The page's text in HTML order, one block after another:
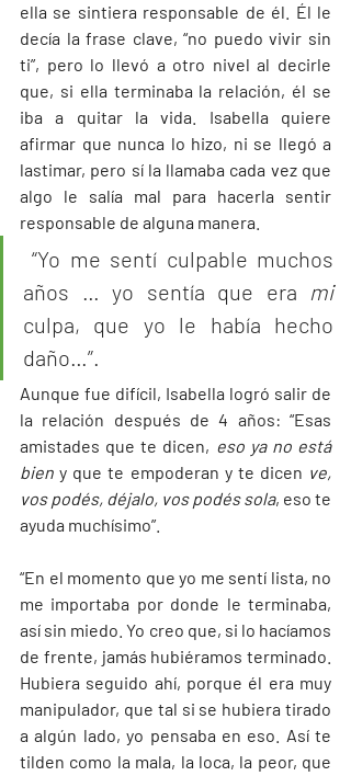
ella se sintiera responsable de él. Él le
decía la frase clave, “no puedo vivir sin
ti”, pero lo llevó a otro nivel al decirle
que, si ella terminaba la relación, él se
iba a quitar la vida. Isabella quiere
afirmar que nunca lo hizo, ni se llegó a
lastimar, pero sí la llamaba cada vez que
algo le salía mal para hacerla sentir
responsable de alguna manera.
“Yo me sentí culpable muchos
años … yo sentía que era mi
culpa, que yo le había hecho
daño…”.
Aunque fue difícil, Isabella logró salir de
la relación después de 4 años: “Esas
amistades que te dicen, eso ya no está
bien y que te empoderan y te dicen ve,
vos podés, déjalo, vos podés sola, eso te
ayuda muchísimo”.
“En el momento que yo me sentí lista, no
me importaba por donde le terminaba,
así sin miedo. Yo creo que, si lo hacíamos
de frente, jamás hubiéramos terminado.
Hubiera seguido ahí, porque él era muy
manipulador, que tal si se hubiera tirado
a algún lado, yo pensaba en eso. Así te
tilden como la mala, la loca, la peor, que